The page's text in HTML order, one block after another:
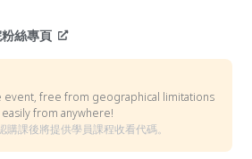
絲專頁
event, free from geographical limitations
from anywhere!
購課後將提供學員課程收看代碼。